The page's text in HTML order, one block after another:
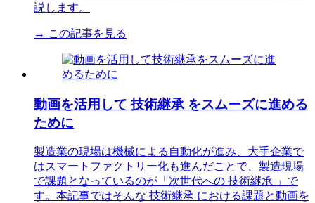
説します。
→ この記事を見る
動画を活用して 技術継承 をスムーズに進める
ために
製造業の現場は機械による自動化が進み、大手企業で
はスマートファクトリー化も進んだことで、製造現場
で課題となっているのが「次世代への 技術継承 」で
す。本記事ではそんな 技術継承 における課題と動画を